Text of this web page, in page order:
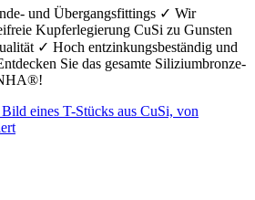
und Übergangsfittings ✓ Wir
Kupferlegierung CuSi zu Gunsten
✓ Hoch entzinkungsbeständig und
Sie das gesamte Siliziumbronze-